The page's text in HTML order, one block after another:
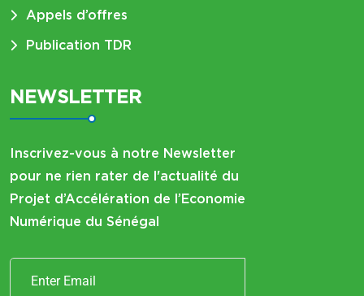
Appels d’offres
Publication TDR
NEWSLETTER
Inscrivez-vous à notre Newsletter
pour ne rien rater de l'actualité du
Projet d’Accélération de l’Economie
Numérique du Sénégal